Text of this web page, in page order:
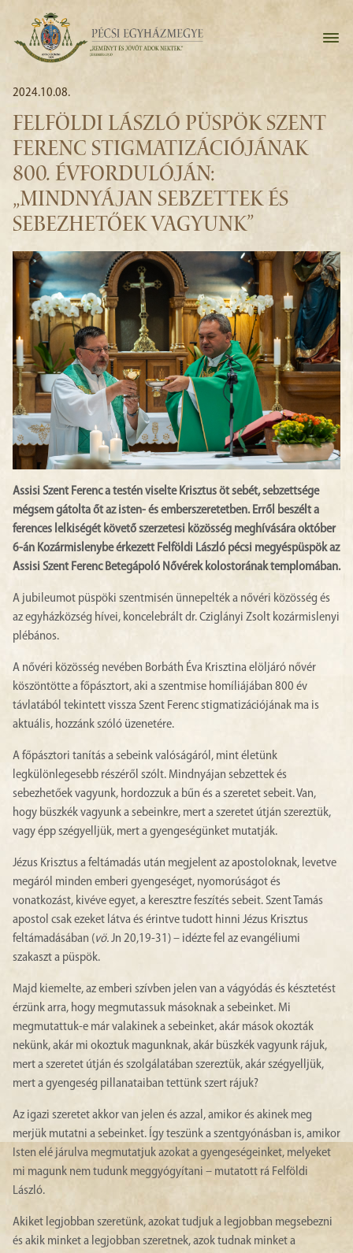
2024.10.08.
FELFÖLDI LÁSZLÓ PÜSPÖK SZENT
FERENC STIGMATIZÁCIÓJÁNAK
800. ÉVFORDULÓJÁN:
„MINDNYÁJAN SEBZETTEK ÉS
SEBEZHETŐEK VAGYUNK”
Assisi Szent Ferenc a testén viselte Krisztus öt sebét, sebzettsége
mégsem gátolta őt az isten- és emberszeretetben. Erről beszélt a
ferences lelkiségét követő szerzetesi közösség meghívására október
6-án Kozármislenybe érkezett Felföldi László pécsi megyéspüspök az
Assisi Szent Ferenc Betegápoló Nővérek kolostorának templomában.
A jubileumot püspöki szentmisén ünnepelték a nővéri közösség és
az egyházközség hívei, koncelebrált dr. Cziglányi Zsolt kozármislenyi
plébános.
A nővéri közösség nevében Borbáth Éva Krisztina elöljáró nővér
köszöntötte a főpásztort, aki a szentmise homíliájában 800 év
távlatából tekintett vissza Szent Ferenc stigmatizációjának ma is
aktuális, hozzánk szóló üzenetére.
A főpásztori tanítás a sebeink valóságáról, mint életünk
legkülönlegesebb részéről szólt. Mindnyájan sebzettek és
sebezhetőek vagyunk, hordozzuk a bűn és a szeretet sebeit. Van,
hogy büszkék vagyunk a sebeinkre, mert a szeretet útján szereztük,
vagy épp szégyelljük, mert a gyengeségünket mutatják.
Jézus Krisztus a feltámadás után megjelent az apostoloknak, levetve
megáról minden emberi gyengeséget, nyomorúságot és
vonatkozást, kivéve egyet, a keresztre feszítés sebeit. Szent Tamás
apostol csak ezeket látva és érintve tudott hinni Jézus Krisztus
feltámadásában (vö.Jn 20,19-31) – idézte fel az evangéliumi
szakaszt a püspök.
Majd kiemelte, az emberi szívben jelen van a vágyódás és késztetést
érzünk arra, hogy megmutassuk másoknak a sebeinket. Mi
megmutattuk-e már valakinek a sebeinket, akár mások okozták
nekünk, akár mi okoztuk magunknak, akár büszkék vagyunk rájuk,
mert a szeretet útján és szolgálatában szereztük, akár szégyelljük,
mert a gyengeség pillanataiban tettünk szert rájuk?
Az igazi szeretet akkor van jelen és azzal, amikor és akinek meg
merjük mutatni a sebeinket. Így teszünk a szentgyónásban is, amikor
Isten elé járulva megmutatjuk azokat a gyengeségeinket, melyeket
mi magunk nem tudunk meggyógyítani – mutatott rá Felföldi
László.
Akiket legjobban szeretünk, azokat tudjuk a legjobban megsebezni
és akik minket a legjobban szeretnek, azok tudnak minket a